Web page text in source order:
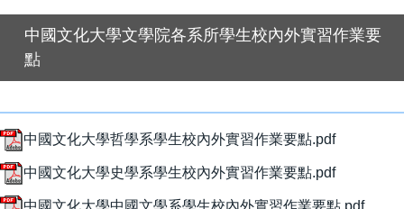
中國文化大學文學院各系所學生校內外實習作業要
點
中國文化大學哲學系學生校內外實習作業要點.pdf
中國文化大學史學系學生校內外實習作業要點.pdf
中國文化大學中國文學系學生校內外實習作業要點.pdf